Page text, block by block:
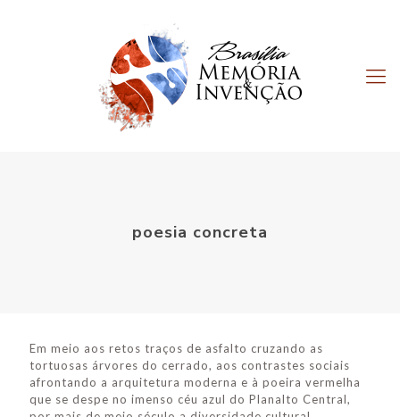
poesia concreta
Em meio aos retos traços de asfalto cruzando as
tortuosas árvores do cerrado, aos contrastes sociais
afrontando a arquitetura moderna e à poeira vermelha
que se despe no imenso céu azul do Planalto Central,